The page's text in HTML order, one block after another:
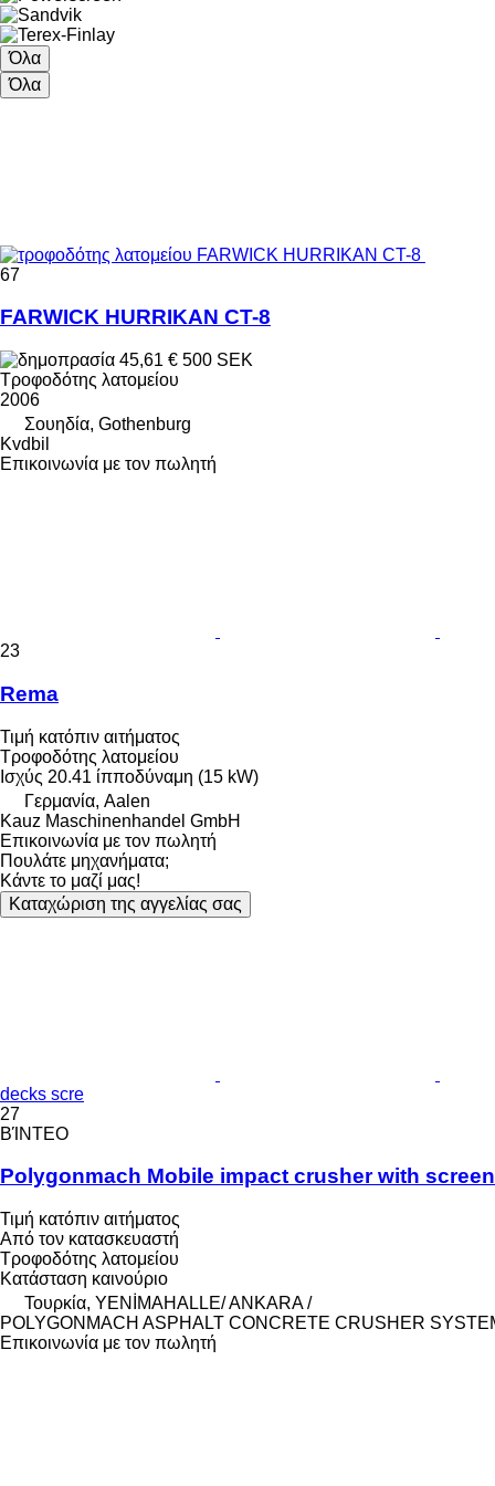
Όλα
Όλα
67
FARWICK HURRIKAN CT-8
45,61 € 500 SEK
Τροφοδότης λατομείου
2006
Σουηδία, Gothenburg
Kvdbil
Επικοινωνία με τον πωλητή
23
Rema
Τιμή κατόπιν αιτήματος
Τροφοδότης λατομείου
Ισχύς 20.41 ίπποδύναμη (15 kW)
Γερμανία, Aalen
Kauz Maschinenhandel GmbH
Επικοινωνία με τον πωλητή
Πουλάτε μηχανήματα;
Κάντε το μαζί μας!
Καταχώριση της αγγελίας σας
decks scre
27
ΒΊΝΤΕΟ
Polygonmach Mobile impact crusher with
Τιμή κατόπιν αιτήματος
Από τον κατασκευαστή
Τροφοδότης λατομείου
Κατάσταση καινούριο
Τουρκία, YENİMAHALLE/ ANKARA /
POLYGONMACH ASPHALT CONCRETE CRUSHER
Επικοινωνία με τον πωλητή